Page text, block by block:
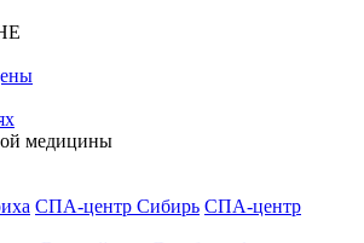
медицины
СПА-центр Сибирь СПА-центр